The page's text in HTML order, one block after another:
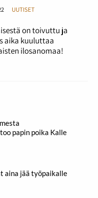
UUTISET
on toivuttu ja
aika kuuluttaa
ilosanomaa!
papin poika Kalle
aina jää työpaikalle